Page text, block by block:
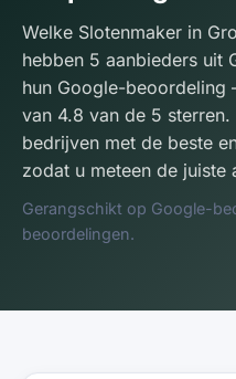
Welke Slotenmaker in
hebben 5 aanbieders uit
hun Google-beoordeling
van 4.8 van de 5 sterren.
bedrijven met de beste
zodat u meteen de juiste
Gerangschikt op Google-
beoordelingen.